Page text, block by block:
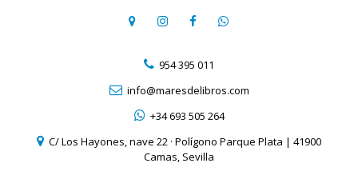
954 395 011
info@maresdelibros.com
+34 693 505 264
C/ Los Hayones, nave 22 · Polígono Parque Plata | 41900
Camas, Sevilla